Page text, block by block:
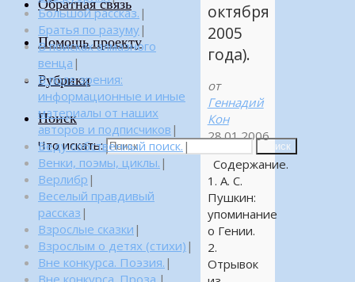
Обратная связь
Помощь проекту
Рубрики
Поиск
Что искать: Поиск
октября
2005
года).
от
Геннадий
Кон
28.01.2006
Содержание.
1. А. С.
Пушкин:
упоминание
о Гении.
2.
Отрывок
Большой рассказ. |
Братья по разуму|
В поисках алмазного
венца |
В поле зрения:
информационные и иные
материалы от наших
авторов и подписчиков |
Веду собственный поиск. |
Венки, поэмы, циклы. |
Верлибр |
Веселый правдивый
рассказ |
Взрослые сказки |
Взрослым о детях (стихи) |
Вне конкурса. Поэзия. |
Вне конкурса. Проза. |